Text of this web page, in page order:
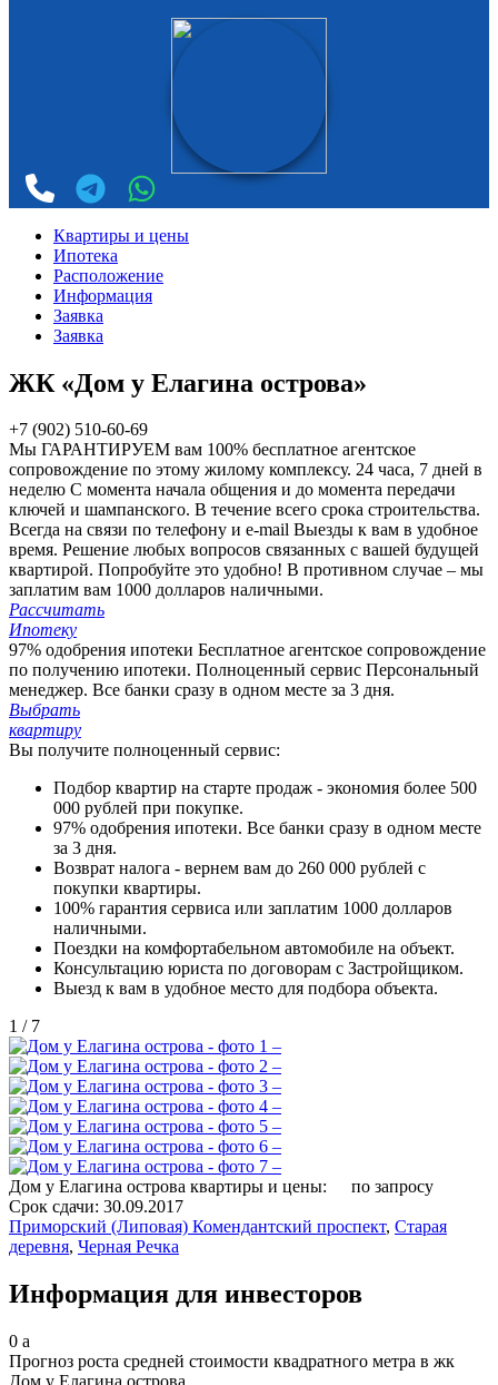
Квартиры и цены
Ипотека
Расположение
Информация
Заявка
Заявка
ЖК «Дом у Елагина острова»
+7 (902) 510-60-69
Мы ГАРАНТИРУЕМ вам 100% бесплатное агентское
сопровождение по этому жилому комплексу. 24 часа, 7 дней в
неделю С момента начала общения и до момента передачи
ключей и шампанского. В течение всего срока строительства.
Всегда на связи по телефону и e-mail Выезды к вам в удобное
время. Решение любых вопросов связанных с вашей будущей
квартирой. Попробуйте это удобно! В противном случае – мы
заплатим вам 1000 долларов наличными.
Рассчитать
Ипотеку
97% одобрения ипотеки Бесплатное агентское сопровождение
по получению ипотеки. Полноценный сервис Персональный
менеджер. Все банки сразу в одном месте за 3 дня.
Выбрать
квартиру
Вы получите полноценный сервис:
Подбор квартир на старте продаж - экономия более 500
000 рублей при покупке.
97% одобрения ипотеки. Все банки сразу в одном месте
за 3 дня.
Возврат налога - вернем вам до 260 000 рублей с
покупки квартиры.
100% гарантия сервиса или заплатим 1000 долларов
наличными.
Поездки на комфортабельном автомобиле на объект.
Консультацию юриста по договорам с Застройщиком.
Выезд к вам в удобное место для подбора объекта.
1 / 7
Дом у Елагина острова квартиры и цены:
по запросу
Срок сдачи: 30.09.2017
Приморский (Липовая) Комендантский проспект, Старая
деревня, Черная Речка
Информация для инвесторов
0 a
Прогноз роста средней стоимости квадратного метра в жк